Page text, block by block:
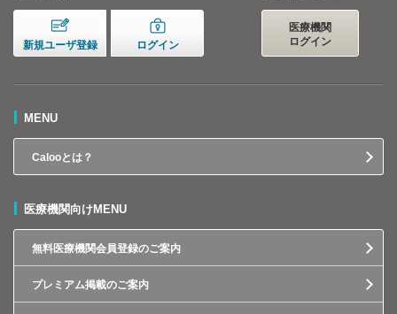
新規ユーザ登録 ログイン
医療機関
ログイン
MENU
Calooとは？
医療機関向けMENU
無料医療機関会員登録のご案内
プレミアム掲載のご案内